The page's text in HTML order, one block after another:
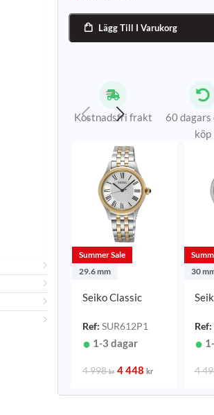
 Lägg Till I Varukorg
Kostnadsfri frakt
60 dagars
köp
Summer Sale
29.6 mm
Seiko Classic
Tvåtonig/Stål
29,6 mm
Ref: SUR612P1
1-3 dagar
4 998kr 4 448 kr
30
30
Ref:
4